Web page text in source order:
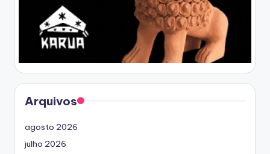
Arquivos
agosto 2026
julho 2026